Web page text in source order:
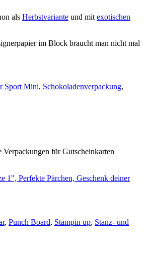
als Herbstvariante und mit exotischen
im Block braucht man nicht mal
Sport Mini, Schokoladenverpackung,
für Gutscheinkarten
, Punch Board, Stampin up, Stanz- und